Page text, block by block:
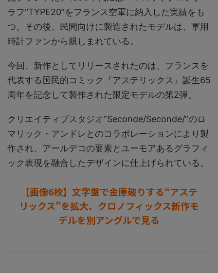
ラフ“TYPE20”をフランス空軍に納入した実績をも
つ。その後、民間向けに製造されたモデルは、軍用
時計ファンから親しまれている。
今回、新作としてリリースされたのは、フランスを
代表する国民的コミック『アステリックス』誕生65
周年を記念して製作された限定モデルの第2弾。
クリエイティブスタジオ”Seconde/Seconde/”のロ
マリック・アンドレとのコラボレーションにより製
作され、アールデコの要素とユーモアあるグラフィ
ック表現を融合したデザインに仕上げられている。
【画像6枚】文字盤で金庫破りする“アステ
リックス”を拡大、クロノフィックス新作モ
デルを別アングルで見る